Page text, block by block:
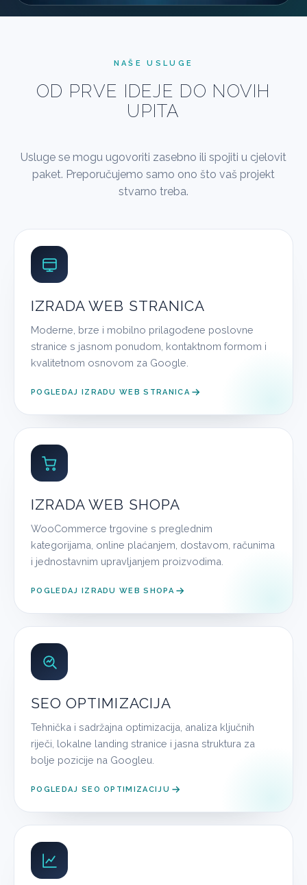
NAŠE USLUGE
OD PRVE IDEJE DO NOVIH
UPITA
Usluge se mogu ugovoriti zasebno ili spojiti u cjelovit
paket. Preporučujemo samo ono što vaš projekt
stvarno treba.
IZRADA WEB STRANICA
Moderne, brze i mobilno prilagođene poslovne
stranice s jasnom ponudom, kontaktnom formom i
kvalitetnom osnovom za Google.
POGLEDAJ IZRADU WEB STRANICA
IZRADA WEB SHOPA
WooCommerce trgovine s preglednim
kategorijama, online plaćanjem, dostavom, računima
i jednostavnim upravljanjem proizvodima.
POGLEDAJ IZRADU WEB SHOPA
SEO OPTIMIZACIJA
Tehnička i sadržajna optimizacija, analiza ključnih
riječi, lokalne landing stranice i jasna struktura za
bolje pozicije na Googleu.
POGLEDAJ SEO OPTIMIZACIJU